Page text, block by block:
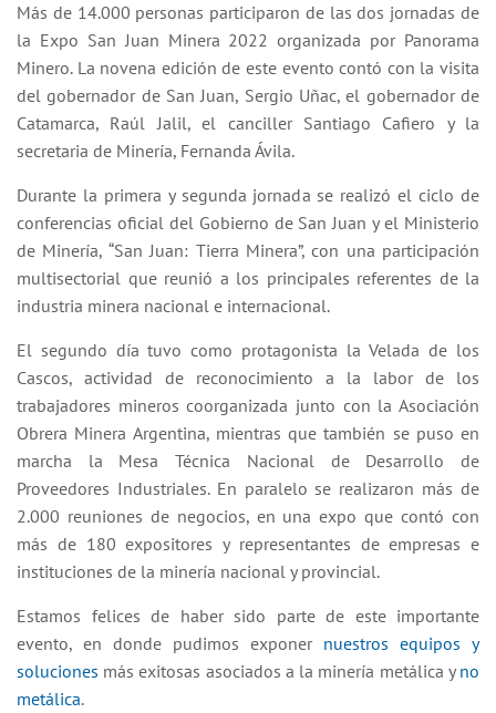
Más de 14.000 personas participaron de las dos jornadas de
la Expo San Juan Minera 2022 organizada por Panorama
Minero. La novena edición de este evento contó con la visita
del gobernador de San Juan, Sergio Uñac, el gobernador de
Catamarca, Raúl Jalil, el canciller Santiago Cafiero y la
secretaria de Minería, Fernanda Ávila.
Durante la primera y segunda jornada se realizó el ciclo de
conferencias oficial del Gobierno de San Juan y el Ministerio
de Minería, “San Juan: Tierra Minera”, con una participación
multisectorial que reunió a los principales referentes de la
industria minera nacional e internacional.
El segundo día tuvo como protagonista la Velada de los
Cascos, actividad de reconocimiento a la labor de los
trabajadores mineros coorganizada junto con la Asociación
Obrera Minera Argentina, mientras que también se puso en
marcha la Mesa Técnica Nacional de Desarrollo de
Proveedores Industriales. En paralelo se realizaron más de
2.000 reuniones de negocios, en una expo que contó con
más de 180 expositores y representantes de empresas e
instituciones de la minería nacional y provincial.
Estamos felices de haber sido parte de este importante
evento, en donde pudimos exponer nuestros equipos y
soluciones más exitosas asociados a la minería metálica y no
metálica.